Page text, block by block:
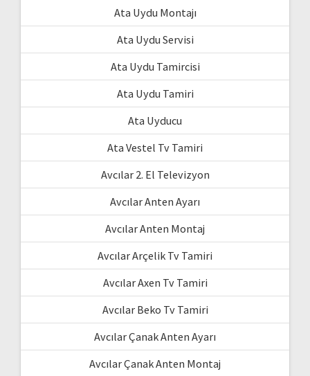
Ata Uydu Montajı
Ata Uydu Servisi
Ata Uydu Tamircisi
Ata Uydu Tamiri
Ata Uyducu
Ata Vestel Tv Tamiri
Avcılar 2. El Televizyon
Avcılar Anten Ayarı
Avcılar Anten Montaj
Avcılar Arçelik Tv Tamiri
Avcılar Axen Tv Tamiri
Avcılar Beko Tv Tamiri
Avcılar Çanak Anten Ayarı
Avcılar Çanak Anten Montaj